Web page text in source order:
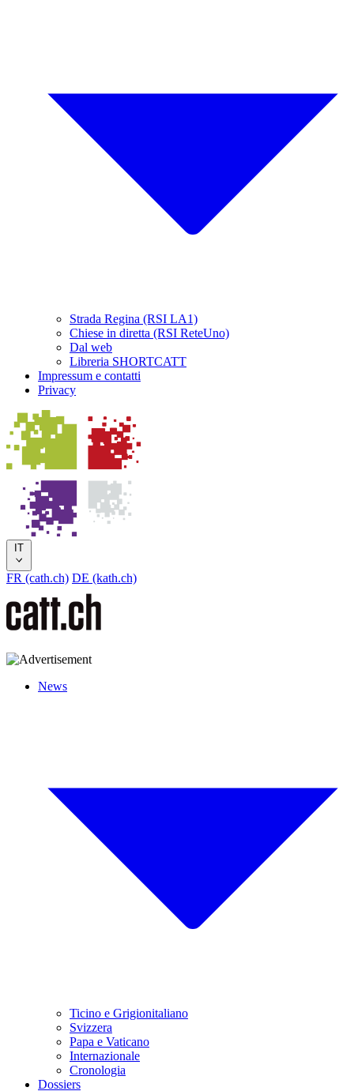
Strada Regina (RSI LA1)
Chiese in diretta (RSI ReteUno)
Dal web
Libreria SHORTCATT
Impressum e contatti
Privacy
IT
FR (cath.ch) DE (kath.ch)
News
Ticino e Grigionitaliano
Svizzera
Papa e Vaticano
Internazionale
Cronologia
Dossiers